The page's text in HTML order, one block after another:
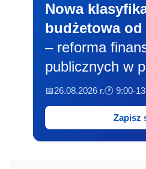
Nowa
budżetowa od
– reforma
publicznych w
📅26.08.2026 r.🕐 9:00-
Zapisz